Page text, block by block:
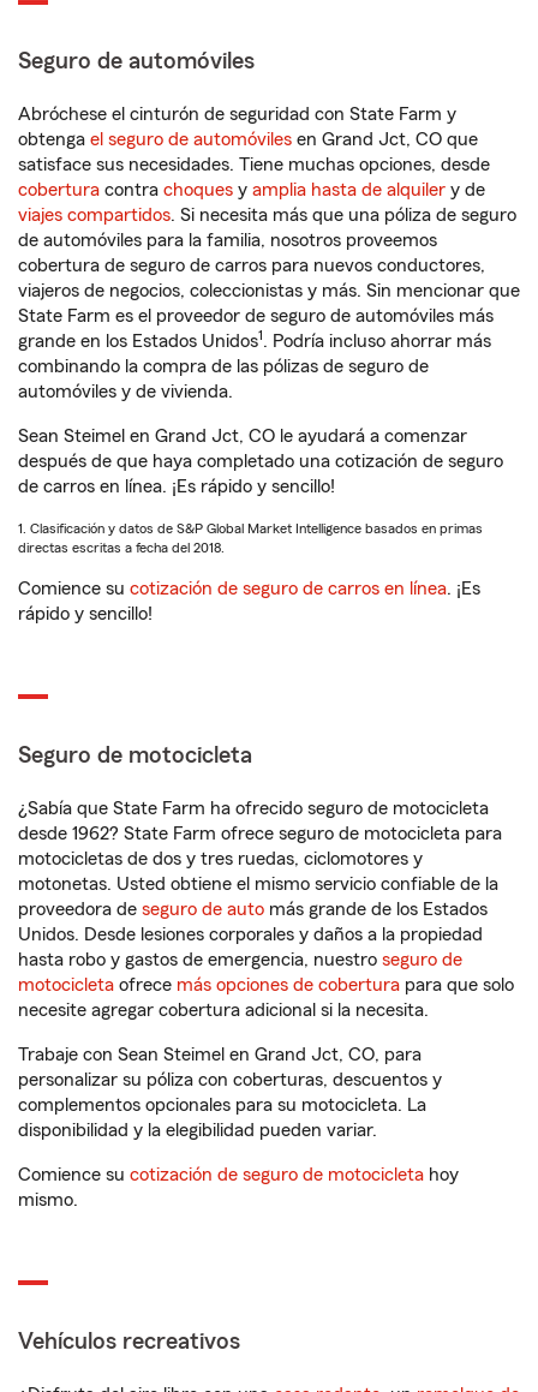
Seguro de automóviles
Abróchese el cinturón de seguridad con State Farm y
obtenga el seguro de automóviles en Grand Jct, CO que
satisface sus necesidades. Tiene muchas opciones, desde
cobertura contra choques y amplia hasta de alquiler y de
viajes compartidos. Si necesita más que una póliza de seguro
de automóviles para la familia, nosotros proveemos
cobertura de seguro de carros para nuevos conductores,
viajeros de negocios, coleccionistas y más. Sin mencionar que
State Farm es el proveedor de seguro de automóviles más
grande en los Estados Unidos1. Podría incluso ahorrar más
combinando la compra de las pólizas de seguro de
automóviles y de vivienda.
Sean Steimel en Grand Jct, CO le ayudará a comenzar
después de que haya completado una cotización de seguro
de carros en línea. ¡Es rápido y sencillo!
1. Clasificación y datos de S&P Global Market Intelligence basados en primas
directas escritas a fecha del 2018.
Comience su cotización de seguro de carros en línea. ¡Es
rápido y sencillo!
Seguro de motocicleta
¿Sabía que State Farm ha ofrecido seguro de motocicleta
desde 1962? State Farm ofrece seguro de motocicleta para
motocicletas de dos y tres ruedas, ciclomotores y
motonetas. Usted obtiene el mismo servicio confiable de la
proveedora de seguro de auto más grande de los Estados
Unidos. Desde lesiones corporales y daños a la propiedad
hasta robo y gastos de emergencia, nuestro seguro de
motocicleta ofrece más opciones de cobertura para que solo
necesite agregar cobertura adicional si la necesita.
Trabaje con Sean Steimel en Grand Jct, CO, para
personalizar su póliza con coberturas, descuentos y
complementos opcionales para su motocicleta. La
disponibilidad y la elegibilidad pueden variar.
Comience su cotización de seguro de motocicleta hoy
mismo.
Vehículos recreativos